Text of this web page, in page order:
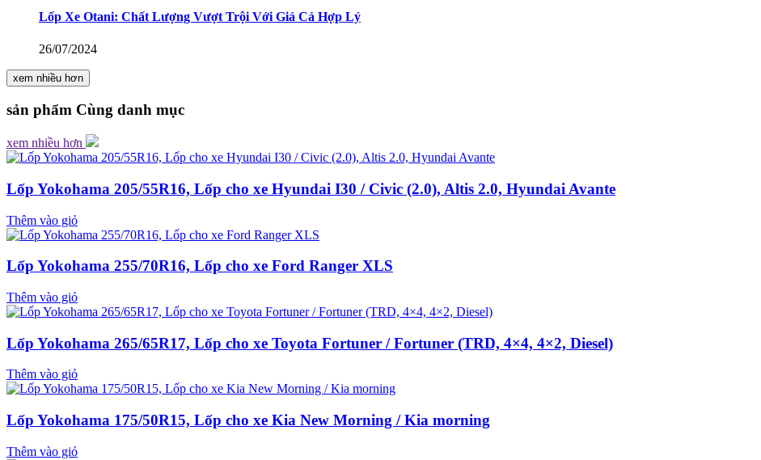
Lốp Xe Otani: Chất Lượng Vượt Trội Với Giá Cả Hợp Lý
26/07/2024
xem nhiều hơn
sản phẩm Cùng danh mục
xem nhiều hơn
Lốp Yokohama 205/55R16, Lốp cho xe Hyundai I30 / Civic (2.0), Altis 2.0, Hyundai Avante
Thêm vào giỏ
Lốp Yokohama 255/70R16, Lốp cho xe Ford Ranger XLS
Thêm vào giỏ
Lốp Yokohama 265/65R17, Lốp cho xe Toyota Fortuner / Fortuner (TRD, 4×4, 4×2, Diesel)
Thêm vào giỏ
Lốp Yokohama 175/50R15, Lốp cho xe Kia New Morning / Kia morning
Thêm vào giỏ